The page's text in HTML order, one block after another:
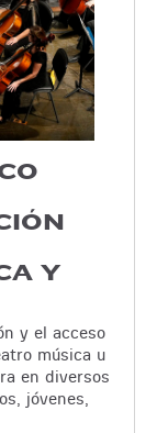
Y
y el acceso
música u
en diversos
jóvenes,